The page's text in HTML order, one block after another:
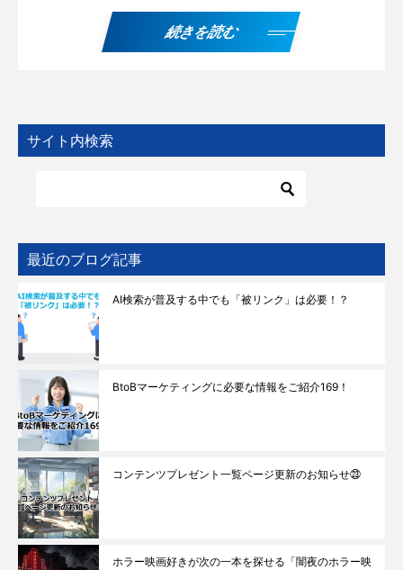
続きを読む
サイト内検索
最近のブログ記事
AI検索が普及する中でも「被リンク」は必要！？
BtoBマーケティングに必要な情報をご紹介169！
コンテンツプレゼント一覧ページ更新のお知らせ㉓
ホラー映画好きが次の一本を探せる「闇夜のホラー映